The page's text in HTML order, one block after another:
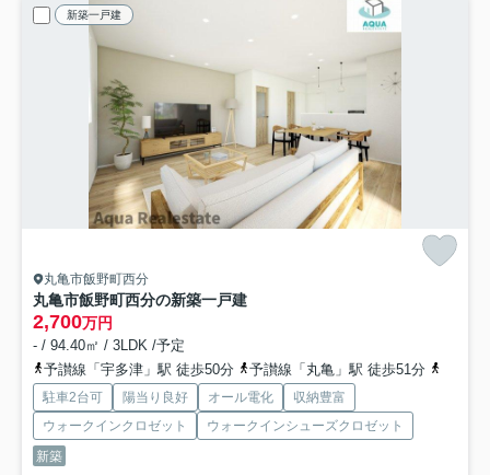
新築一戸建
丸亀市飯野町西分
丸亀市飯野町西分の新築一戸建
2,700万円
- / 94.40㎡ / 3LDK /予定
予讃線「宇多津」駅 徒歩50分
予讃線「丸亀」駅 徒歩51分
駐車2台可 陽当り良好 オール電化
収納豊富
ウォークインクロゼット
ウォークインシューズクロゼット
新築